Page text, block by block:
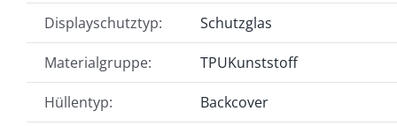
Displayschutztyp: Schutzglas
Materialgruppe: TPUKunststoff
Hüllentyp: Backcover